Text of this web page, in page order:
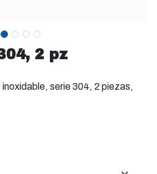
2 pz
serie 304, 2 piezas,